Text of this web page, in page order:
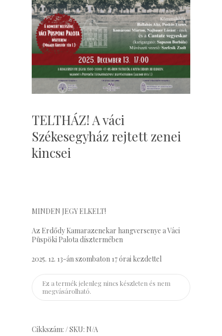
TELTHÁZ! A váci
Székesegyház rejtett zenei
kincsei
MINDEN JEGY ELKELT!
Az Erdődy Kamarazenekar hangversenye a Váci
Püspöki Palota dísztermében
2025. 12. 13-án szombaton 17 órai kezdettel
Ez a termék jelenleg nincs készleten és nem
megvásárolható.
Cikkszám: / SKU: N/A